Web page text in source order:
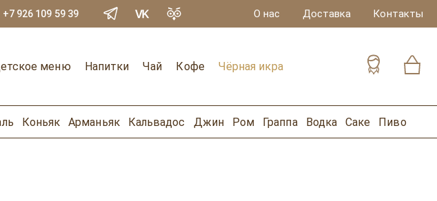
+7 926 109 59 39 О нас Доставка Контакты
меню Напитки Чай Кофе Чёрная икра
Коньяк Арманьяк Кальвадос Джин Ром Граппа Водка Саке Пиво